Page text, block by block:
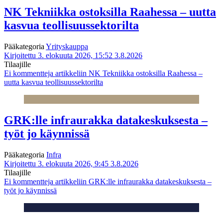
NK Tekniikka ostoksilla Raahessa – uutta
kasvua teollisuussektorilta
Pääkategoria Yrityskauppa
Kirjoitettu 3. elokuuta 2026, 15:52 3.8.2026
Tilaajille
Ei kommentteja artikkeliin NK Tekniikka ostoksilla Raahessa –
uutta kasvua teollisuussektorilta
GRK:lle infraurakka datakeskuksesta –
työt jo käynnissä
Pääkategoria Infra
Kirjoitettu 3. elokuuta 2026, 9:45 3.8.2026
Tilaajille
Ei kommentteja artikkeliin GRK:lle infraurakka datakeskuksesta –
työt jo käynnissä